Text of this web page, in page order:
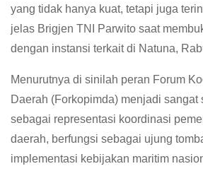
yang tidak hanya kuat, tetapi juga
jelas Brigjen TNI Parwito saat
dengan instansi terkait di Natuna,
Menurutnya di sinilah peran Forum
Daerah (Forkopimda) menjadi sangat
sebagai representasi koordinasi
daerah, berfungsi sebagai ujung
implementasi kebijakan maritim